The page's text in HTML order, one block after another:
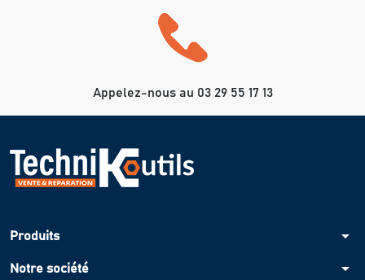
Appelez-nous au 03 29 55 17 13
Produits arrow_drop_down
Notre société arrow_drop_down